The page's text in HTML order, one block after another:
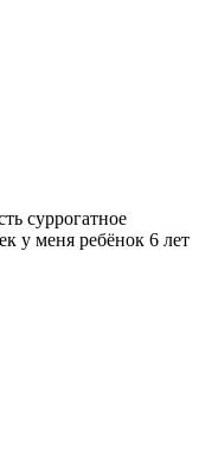
суррогатное
у меня ребёнок 6 лет